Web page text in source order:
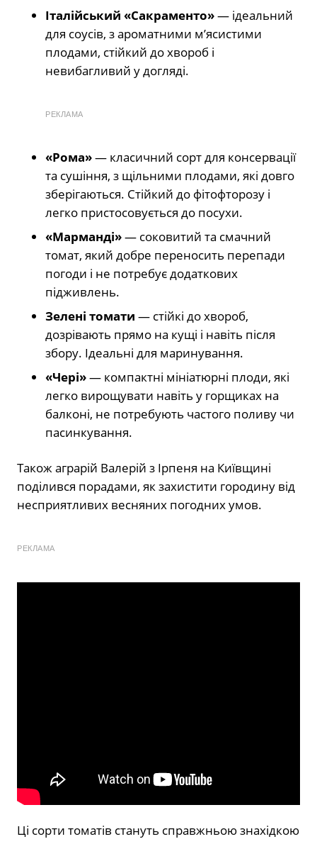
Італійський «Сакраменто»— ідеальний
для соусів, з ароматними м’ясистими
плодами, стійкий до хвороб і
невибагливий у догляді.
РЕКЛАМА
«Рома»— класичний сорт для консервації
та сушіння, з щільними плодами, які довго
зберігаються. Стійкий до фітофторозу і
легко пристосовується до посухи.
«Марманді»— соковитий та смачний
томат, який добре переносить перепади
погоди і не потребує додаткових
підживлень.
Зелені томати — стійкі до хвороб,
дозрівають прямо на кущі і навіть після
збору. Ідеальні для маринування.
«Чері»— компактні мініатюрні плоди, які
легко вирощувати навіть у горщиках на
балконі, не потребують частого поливу чи
пасинкування.
Також аграрій Валерій з Ірпеня на Київщині
поділився порадами, як захистити городину від
несприятливих весняних погодних умов.
РЕКЛАМА
Ці сорти томатів стануть справжньою знахідкою